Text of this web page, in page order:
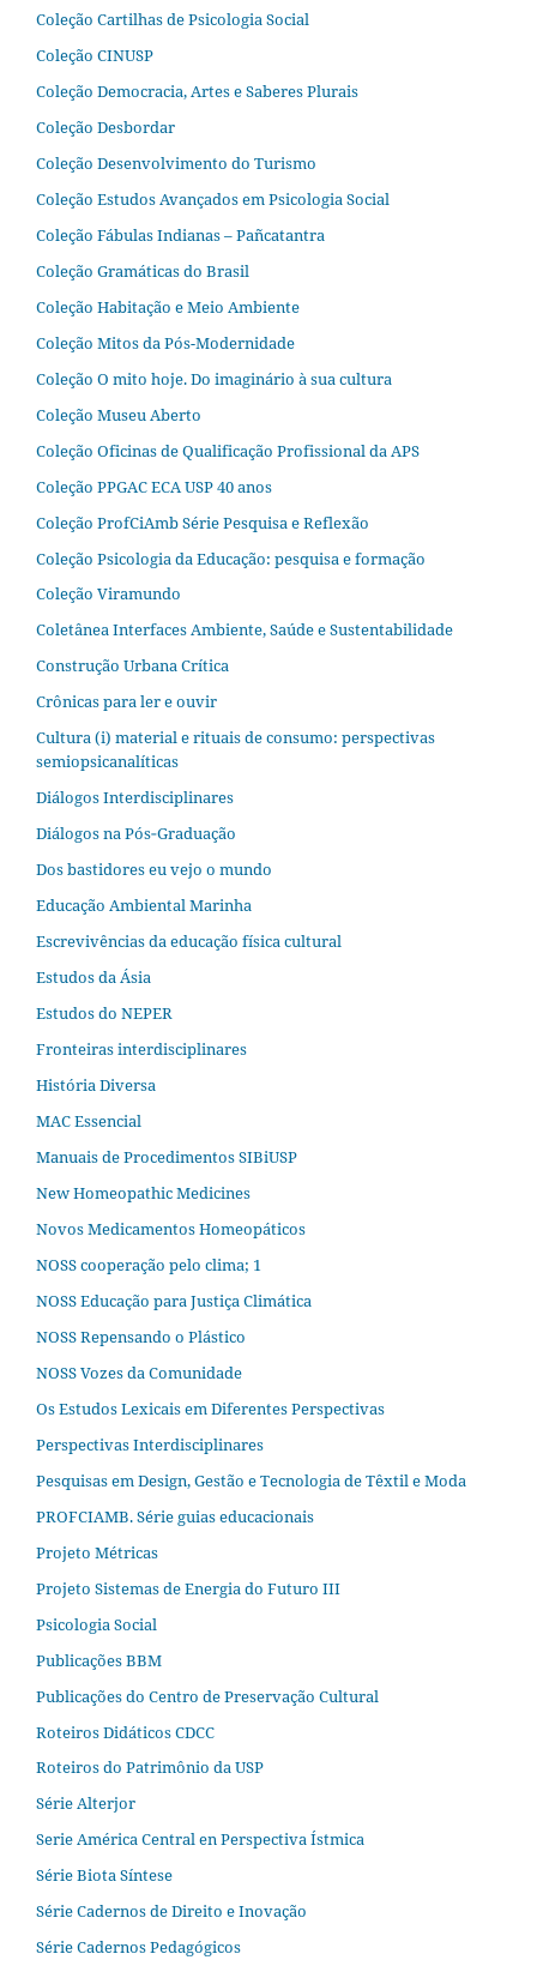
Coleção Cartilhas de Psicologia Social
Coleção CINUSP
Coleção Democracia, Artes e Saberes Plurais
Coleção Desbordar
Coleção Desenvolvimento do Turismo
Coleção Estudos Avançados em Psicologia Social
Coleção Fábulas Indianas – Pañcatantra
Coleção Gramáticas do Brasil
Coleção Habitação e Meio Ambiente
Coleção Mitos da Pós-Modernidade
Coleção O mito hoje. Do imaginário à sua cultura
Coleção Museu Aberto
Coleção Oficinas de Qualificação Profissional da APS
Coleção PPGAC ECA USP 40 anos
Coleção ProfCiAmb Série Pesquisa e Reflexão
Coleção Psicologia da Educação: pesquisa e formação
Coleção Viramundo
Coletânea Interfaces Ambiente, Saúde e Sustentabilidade
Construção Urbana Crítica
Crônicas para ler e ouvir
Cultura (i) material e rituais de consumo: perspectivas
semiopsicanalíticas
Diálogos Interdisciplinares
Diálogos na Pós‐Graduação
Dos bastidores eu vejo o mundo
Educação Ambiental Marinha
Escrevivências da educação física cultural
Estudos da Ásia​
Estudos do NEPER
Fronteiras interdisciplinares
História Diversa
MAC Essencial
Manuais de Procedimentos SIBiUSP
New Homeopathic Medicines
Novos Medicamentos Homeopáticos
NOSS cooperação pelo clima; 1
NOSS Educação para Justiça Climática
NOSS Repensando o Plástico
NOSS Vozes da Comunidade
Os Estudos Lexicais em Diferentes Perspectivas
Perspectivas Interdisciplinares
Pesquisas em Design, Gestão e Tecnologia de Têxtil e Moda
PROFCIAMB. Série guias educacionais
Projeto Métricas
Projeto Sistemas de Energia do Futuro III
Psicologia Social
Publicações BBM
Publicações do Centro de Preservação Cultural
Roteiros Didáticos CDCC
Roteiros do Patrimônio da USP
Série Alterjor
Serie América Central en Perspectiva Ístmica
Série Biota Síntese
Série Cadernos de Direito e Inovação
Série Cadernos Pedagógicos